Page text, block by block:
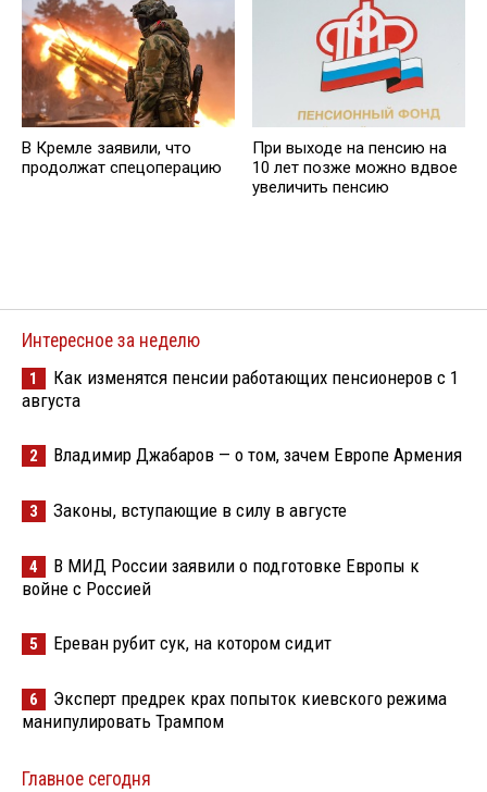
В Кремле заявили, что
продолжат спецоперацию
При выходе на пенсию на
10 лет позже можно вдвое
увеличить пенсию
Интересное за неделю
1
Как изменятся пенсии работающих пенсионеров с 1
августа
2 Владимир Джабаров — о том, зачем Европе Армения
3 Законы, вступающие в силу в августе
4
В МИД России заявили о подготовке Европы к
войне с Россией
5 Ереван рубит сук, на котором сидит
6
Эксперт предрек крах попыток киевского режима
манипулировать Трампом
Главное сегодня